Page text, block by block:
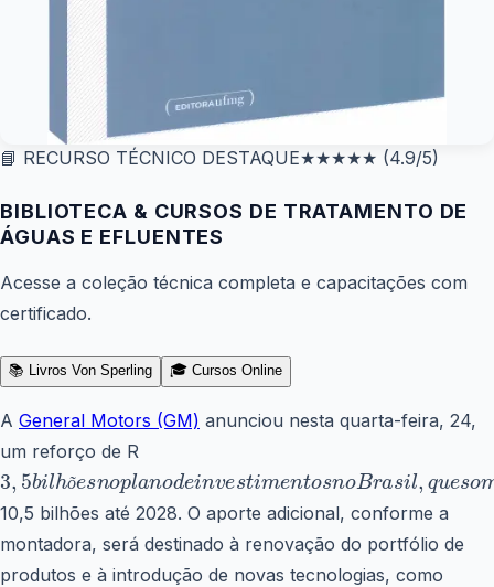
📘 RECURSO TÉCNICO DESTAQUE★★★★★ (4.9/5)
BIBLIOTECA & CURSOS DE TRATAMENTO DE
ÁGUAS E EFLUENTES
Acesse a coleção técnica completa e capacitações com
certificado.
📚 Livros Von Sperling 🎓 Cursos Online
A General Motors (GM) anunciou nesta quarta-feira, 24,
um reforço de R
õ
3,5 bilhõe sno plan odeinve stimentosnoBras il
10,5 bilhões até 2028. O aporte adicional, conforme a
montadora, será destinado à renovação do portfólio de
produtos e à introdução de novas tecnologias, como